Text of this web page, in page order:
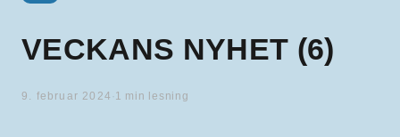
VECKANS NYHET (6)
9. februar 2024 1 min lesning